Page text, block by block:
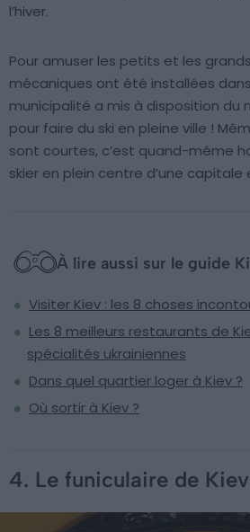
l’hiver.
Pour amuser les petits et les
mécaniques ont été installées
municipalité a mis à disposition du
pour faire du ski en pleine ville !
sont courtes, c’est quand-même
skier en plein centre d’une capitale
À lire aussi sur le guide
Visiter Kiev : les 8 choses
Les 8 meilleurs restaurants de
spécialités ukrainiennes
Dans quel quartier loger à Kiev ?
Où sortir à Kiev ?
4. Le funiculaire de Kiev